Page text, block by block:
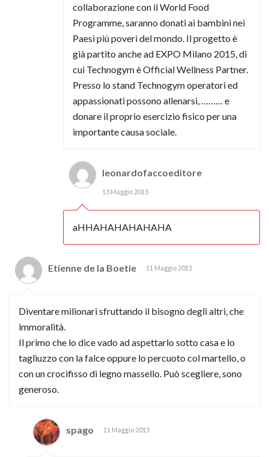
collaborazione con il World Food
Programme, saranno donati ai bambini nei
Paesi più poveri del mondo. Il progetto è
già partito anche ad EXPO Milano 2015, di
cui Technogym è Official Wellness Partner.
Presso lo stand Technogym operatori ed
appassionati possono allenarsi, ……… e
donare il proprio esercizio fisico per una
importante causa sociale.
leonardofaccoeditore
13 Maggio 2015
aHHAHAHAHAHAHA
Etienne de la Boetie 11 Maggio 2015
Diventare milionari sfruttando il bisogno degli altri, che
immoralità.
Il primo che lo dice vado ad aspettarlo sotto casa e lo
tagliuzzo con la falce oppure lo percuoto col martello, o
con un crocifisso di legno massello. Può scegliere, sono
generoso.
spago 11 Maggio 2015